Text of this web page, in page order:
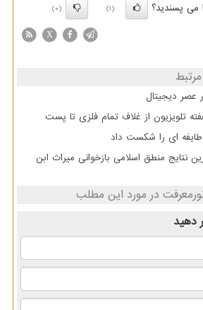
می پسندید؟
(1)
(0)
X
دیجیتال
تلویزیون از غلاف تمام فلزی تا پست
ای را شکست داد
نتایج منطق اسلامی بازخوانی میراث ابن
در مورد این مطلب
دهید